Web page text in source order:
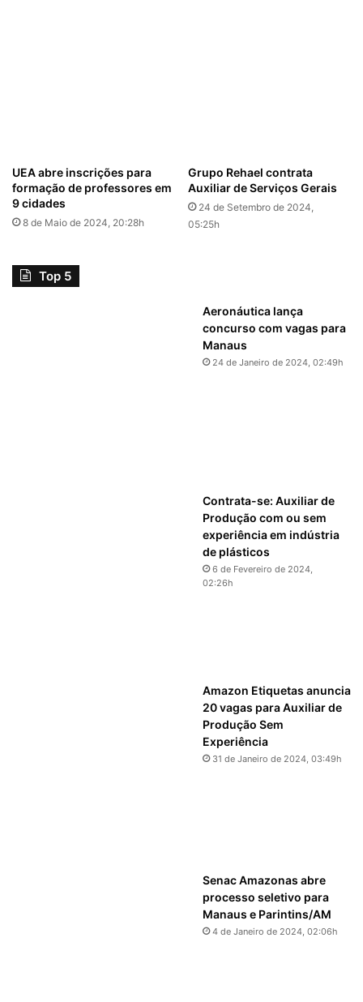
UEA abre inscrições para
formação de professores em
9 cidades
8 de Maio de 2024, 20:28h
Grupo Rehael contrata
Auxiliar de Serviços Gerais
24 de Setembro de 2024,
05:25h
Top 5
Aeronáutica lança
concurso com vagas para
Manaus
24 de Janeiro de 2024, 02:49h
Contrata-se: Auxiliar de
Produção com ou sem
experiência em indústria
de plásticos
6 de Fevereiro de 2024,
02:26h
Amazon Etiquetas anuncia
20 vagas para Auxiliar de
Produção Sem
Experiência
31 de Janeiro de 2024, 03:49h
Senac Amazonas abre
processo seletivo para
Manaus e Parintins/AM
4 de Janeiro de 2024, 02:06h